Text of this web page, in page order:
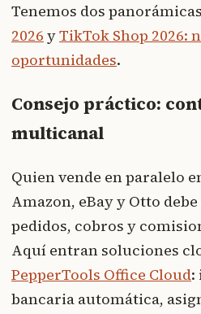
Tenemos dos
2026 yTikTok Shop 2026:
oportunidades.
Consejo práctico:
multicanal
Quien vende en paralelo
Amazon, eBay y Otto
pedidos, cobros y
Aquí entran soluciones
PepperTools Office Cloud:
bancaria automática,